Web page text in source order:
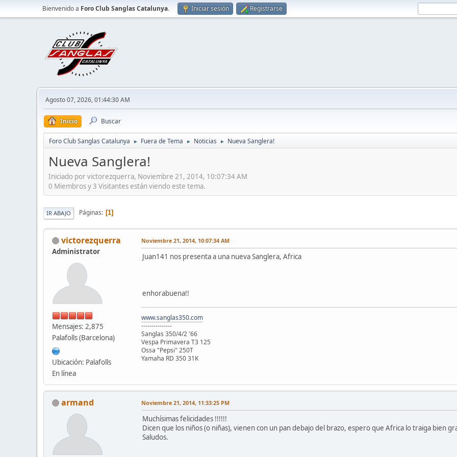
Bienvenido a Foro Club Sanglas Catalunya. Iniciar sesión Registrarse
Agosto 07, 2026, 01:44:30 AM
Inicio Buscar
Foro Club Sanglas Catalunya ► Fuera de Tema ► Noticias ► Nueva Sanglera!
Nueva Sanglera!
Iniciado por victorezquerra, Noviembre 21, 2014, 10:07:34 AM
0 Miembros y 3 Visitantes están viendo este tema.
IR ABAJO Páginas 1
victorezquerra
Administrator
Mensajes: 2,875
Palafolls (Barcelona)
Ubicación: Palafolls
En línea
Noviembre 21, 2014, 10:07:34 AM
Juan141 nos presenta a una nueva Sanglera, Africa
enhorabuena!!
www.sanglas350.com
---------------
Sanglas 350/4/2 '66
Vespa Primavera T3 125
Ossa "Pepsi" 250T
Yamaha RD 350 31K
armand Noviembre 21, 2014, 11:33:25 PM
Muchísimas felicidades !!!!!!
Dicen que los niños (o niñas), vienen con un pan debajo del brazo, espero que Africa lo traiga bien
Saludos.